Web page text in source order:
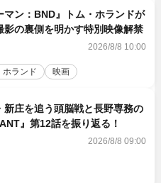
マン：BND』トム・ホランドが
影の裏側を明かす特別映像解禁
2026/8/8 10:00
ホランド 映画
新庄を追う頭脳戦と長野専務の
』第12話を振り返る！
2026/8/8 09:00